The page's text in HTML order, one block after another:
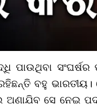
ପାଉଥିବା
ବହୁ
ସେ ନେଇ